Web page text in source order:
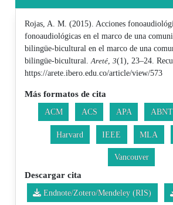
Rojas, A. M. (2015). Acciones
fonoaudiológicas en el marco de una
bilingüe-bicultural en el marco de una
bilingüe-bicultural.Areté,3(1), 23–24.
https://arete.ibero.edu.co/article/view/573
Más formatos de cita
ACM ACS APA ABNT
Harvard IEEE MLA
Vancouver
Descargar cita
Endnote/Zotero/Mendeley (RIS)